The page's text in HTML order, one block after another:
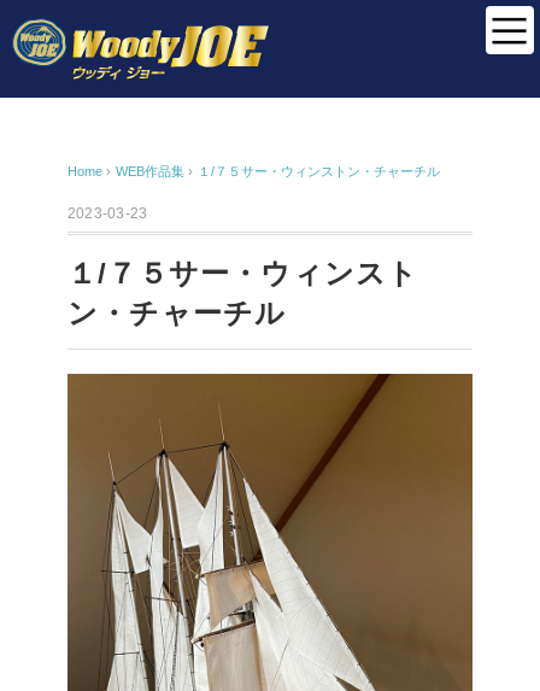
Home › WEB作品集 › １/７５サー・ウィンストン・チャーチル
2023-03-23
１/７５サー・ウィンスト
ン・チャーチル